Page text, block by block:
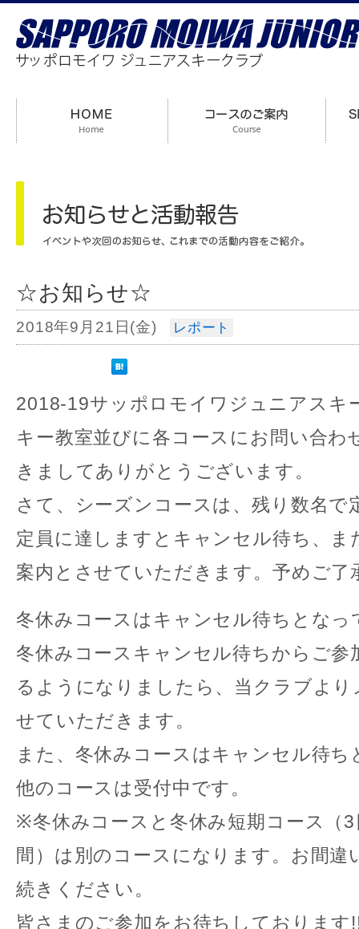
☆お知らせ☆
2018年9月21日(金) レポート
2018-19サッポロモイワジュニアスキ
キー教室並びに各コースにお問い合わ
きましてありがとうございます。
さて、シーズンコースは、残り数名で
定員に達しますとキャンセル待ち、ま
案内とさせていただきます。予めご了
冬休みコースはキャンセル待ちとなっ
冬休みコースキャンセル待ちからご参
るようになりましたら、当クラブよ
せていただきます。
また、冬休みコースはキャンセル待
他のコースは受付中です。
※冬休みコースと冬休み短期コース（
間）は別のコースになります。お間違
続きください。
皆さまのご参加をお待ちしております